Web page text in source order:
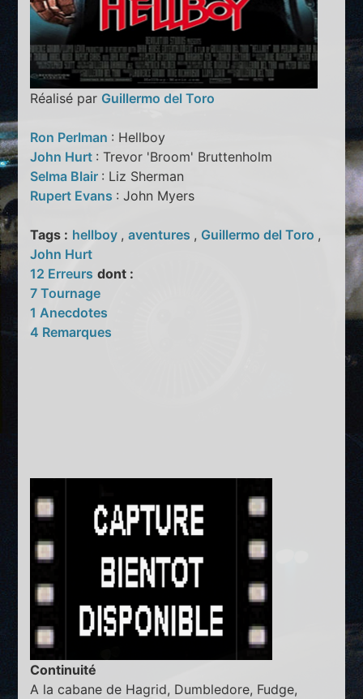
Réalisé par Guillermo del Toro
Ron Perlman : Hellboy
John Hurt : Trevor 'Broom' Bruttenholm
Selma Blair : Liz Sherman
Rupert Evans : John Myers
Tags : hellboy ,aventures , Guillermo del Toro ,
John Hurt
12 Erreurs dont :
7 Tournage
1 Anecdotes
4 Remarques
Continuité
A la cabane de Hagrid, Dumbledore, Fudge,